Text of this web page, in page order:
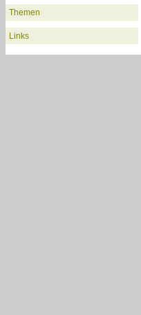
Themen
Links